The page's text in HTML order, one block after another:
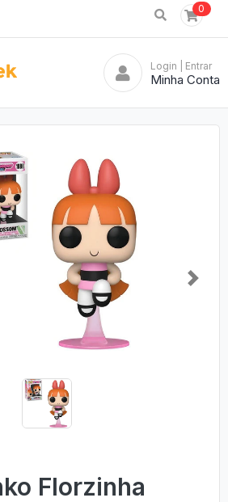
0
Login | Entrar
Minha Conta
Next
Florzinha